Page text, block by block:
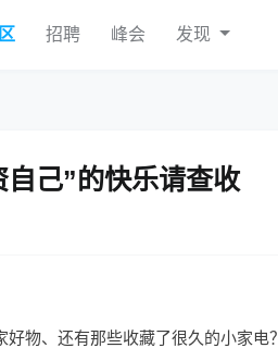
招聘 峰会 发现
己”的快乐请查收
物、还有那些收藏了很久的小家电？